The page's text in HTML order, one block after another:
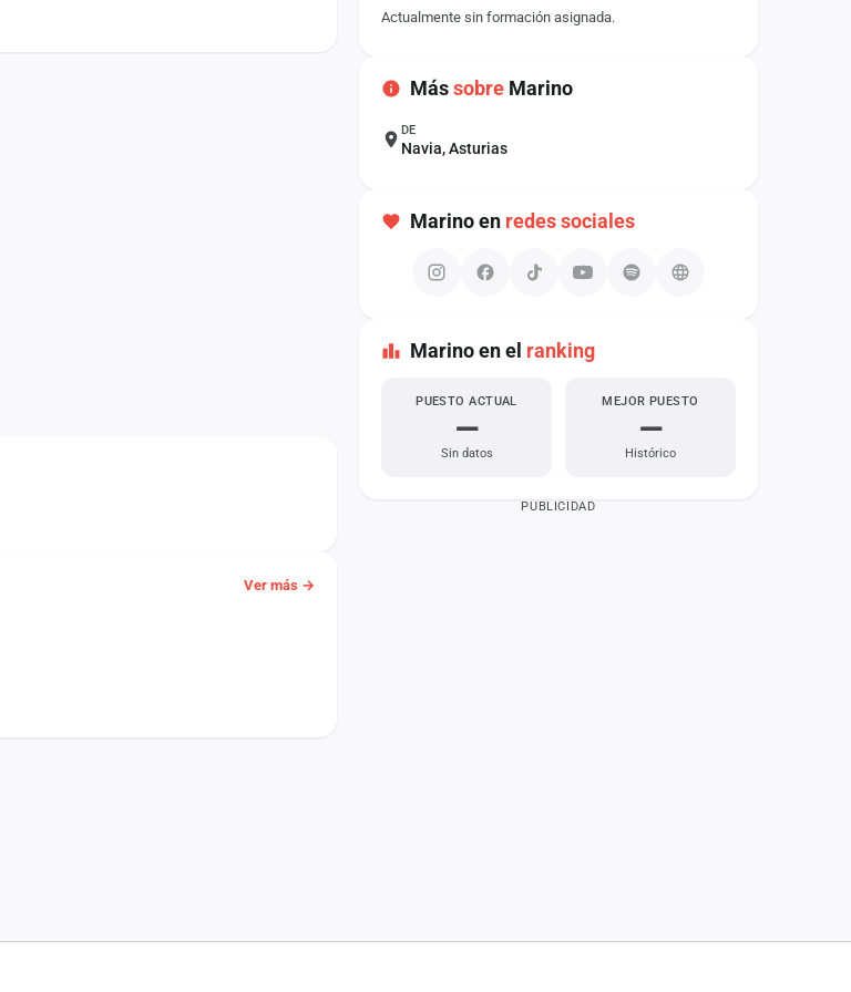
Ver más →
Actualmente sin formación asignada.
Mássobre Marino
DE
Navia, Asturias
Marino en redes sociales
Marino en el ranking
PUESTO ACTUAL
—
Sin datos
MEJOR PUESTO
—
Histórico
PUBLICIDAD